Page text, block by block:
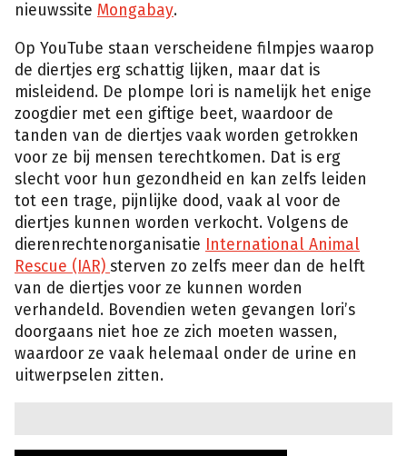
nieuwssite Mongabay.
Op YouTube staan verscheidene filmpjes waarop
de diertjes erg schattig lijken, maar dat is
misleidend. De plompe lori is namelijk het enige
zoogdier met een giftige beet, waardoor de
tanden van de diertjes vaak worden getrokken
voor ze bij mensen terechtkomen. Dat is erg
slecht voor hun gezondheid en kan zelfs leiden
tot een trage, pijnlijke dood, vaak al voor de
diertjes kunnen worden verkocht. Volgens de
dierenrechtenorganisatie International Animal
Rescue (IAR) sterven zo zelfs meer dan de helft
van de diertjes voor ze kunnen worden
verhandeld. Bovendien weten gevangen lori’s
doorgaans niet hoe ze zich moeten wassen,
waardoor ze vaak helemaal onder de urine en
uitwerpselen zitten.